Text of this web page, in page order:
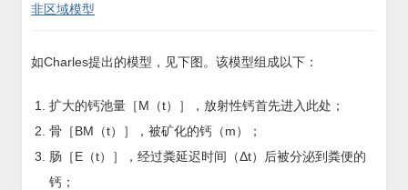
非区域模型
如Charles提出的模型，见下图。该模型组成以下：
扩大的钙池量［M（t）］，放射性钙首先进入此处；
骨［BM（t）］，被矿化的钙（m）；
肠［E（t）］，经过粪延迟时间（Δt）后被分泌到粪便的
钙；